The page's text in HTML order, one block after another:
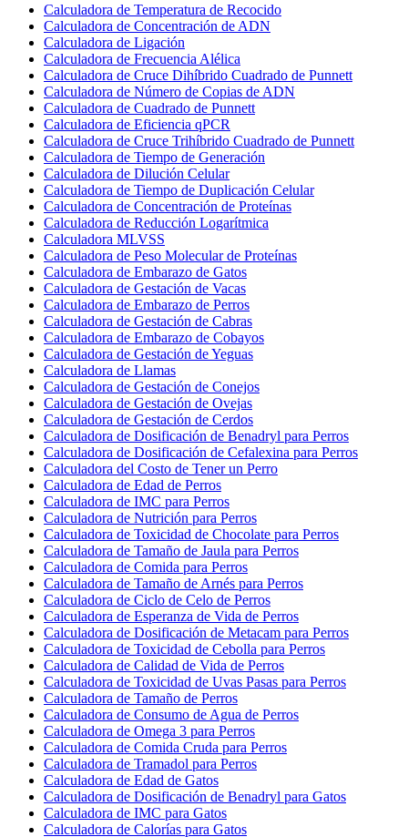
Calculadora de Temperatura de Recocido
Calculadora de Concentración de ADN
Calculadora de Ligación
Calculadora de Frecuencia Alélica
Calculadora de Cruce Dihíbrido Cuadrado de Punnett
Calculadora de Número de Copias de ADN
Calculadora de Cuadrado de Punnett
Calculadora de Eficiencia qPCR
Calculadora de Cruce Trihíbrido Cuadrado de Punnett
Calculadora de Tiempo de Generación
Calculadora de Dilución Celular
Calculadora de Tiempo de Duplicación Celular
Calculadora de Concentración de Proteínas
Calculadora de Reducción Logarítmica
Calculadora MLVSS
Calculadora de Peso Molecular de Proteínas
Calculadora de Embarazo de Gatos
Calculadora de Gestación de Vacas
Calculadora de Embarazo de Perros
Calculadora de Gestación de Cabras
Calculadora de Embarazo de Cobayos
Calculadora de Gestación de Yeguas
Calculadora de Llamas
Calculadora de Gestación de Conejos
Calculadora de Gestación de Ovejas
Calculadora de Gestación de Cerdos
Calculadora de Dosificación de Benadryl para Perros
Calculadora de Dosificación de Cefalexina para Perros
Calculadora del Costo de Tener un Perro
Calculadora de Edad de Perros
Calculadora de IMC para Perros
Calculadora de Nutrición para Perros
Calculadora de Toxicidad de Chocolate para Perros
Calculadora de Tamaño de Jaula para Perros
Calculadora de Comida para Perros
Calculadora de Tamaño de Arnés para Perros
Calculadora de Ciclo de Celo de Perros
Calculadora de Esperanza de Vida de Perros
Calculadora de Dosificación de Metacam para Perros
Calculadora de Toxicidad de Cebolla para Perros
Calculadora de Calidad de Vida de Perros
Calculadora de Toxicidad de Uvas Pasas para Perros
Calculadora de Tamaño de Perros
Calculadora de Consumo de Agua de Perros
Calculadora de Omega 3 para Perros
Calculadora de Comida Cruda para Perros
Calculadora de Tramadol para Perros
Calculadora de Edad de Gatos
Calculadora de Dosificación de Benadryl para Gatos
Calculadora de IMC para Gatos
Calculadora de Calorías para Gatos